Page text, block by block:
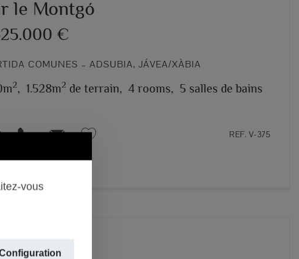
vous
le Montgó
€
COMUNES – ADSUBIA, JÁVEA/XÀBIA
2, 1.528m2 de terrain, 4 rooms, 5 salles de bains
REF. V-375